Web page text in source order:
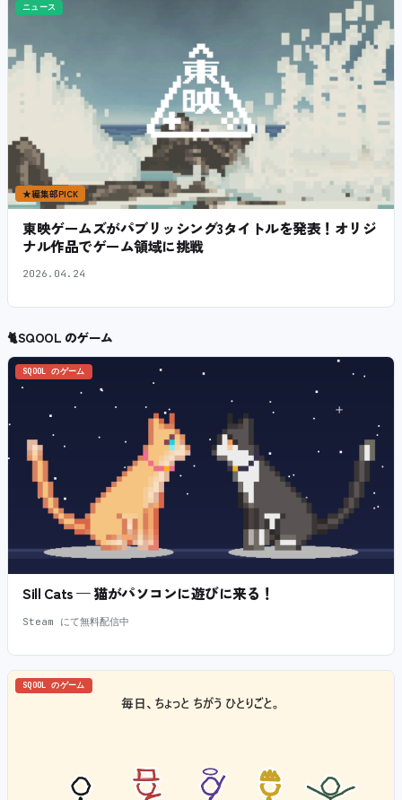
ニュース
★編集部PICK
東映ゲームズがパブリッシング3タイトルを発表！オリジ
ナル作品でゲーム領域に挑戦
2026.04.24
🐈SQOOL のゲーム
SQOOL のゲーム
Sill Cats — 猫がパソコンに遊びに来る！
Steam にて無料配信中
SQOOL のゲーム